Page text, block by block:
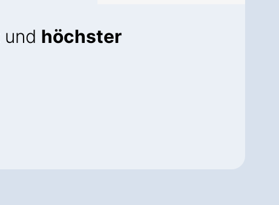
und höchster